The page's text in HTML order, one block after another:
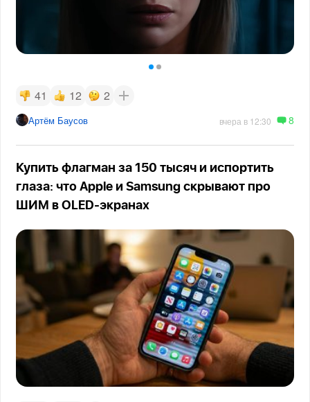
41 12 2
Артём Баусов вчера в 12:30 8
Купить флагман за 150 тысяч и испортить
глаза: что Apple и Samsung скрывают про
ШИМ в OLED-экранах